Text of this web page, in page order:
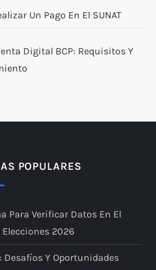
Un Pago En El SUNAT
Digital BCP: Requisitos Y
POPULARES
Para Verificar Datos En El
Elecciones 2026
Desafíos Y Oportunidades